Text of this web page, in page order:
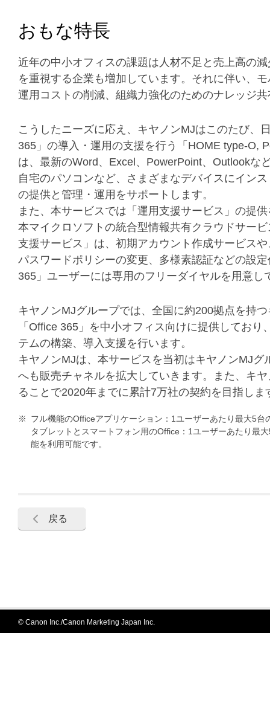
おもな特長
近年の中小オフィスの課題は人材不足と売上高の
を重視する企業も増加しています。それに伴い、
運用コストの削減、組織力強化のためのナレッジ
こうしたニーズに応え、キヤノンMJはこのたび、
365」の導入・運用の支援を行う「HOME type-O,
は、最新のWord、Excel、PowerPoint、Outlookな
自宅のパソコンなど、さまざまなデバイスにイン
の提供と管理・運用をサポートします。
また、本サービスでは「運用支援サービス」の提
本マイクロソフトの統合型情報共有クラウドサー
支援サービス」は、初期アカウント作成サービス
パスワードポリシーの変更、多様素認証などの設
365」ユーザーには専用のフリーダイヤルを用意
キヤノンMJグループでは、全国に約200拠点を持
「Office 365」を中小オフィス向けに提供してお
テムの構築、導入支援を行います。
キヤノンMJは、本サービスを当初はキヤノンMJ
へも販売チャネルを拡大していきます。また、キ
ることで2020年までに累計7万社の契約を目指しま
※
フル機能のOfficeアプリケーション：1ユーザーあたり最大5台
タブレットとスマートフォン用のOffice：1ユーザーあたり最
能を利用可能です。
戻る
© Canon Inc./Canon Marketing Japan Inc.